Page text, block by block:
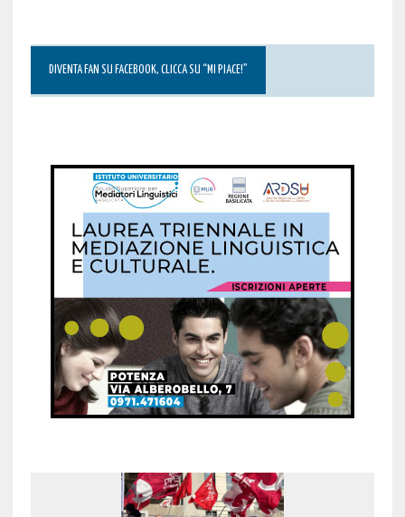
DIVENTA FAN SU FACEBOOK, CLICCA SU “MI PIACE!”